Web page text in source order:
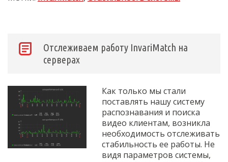
Отслеживаем работу InvariMatch на
серверах
Как только мы стали
поставлять нашу систему
распознавания и поиска
видео клиентам, возникла
необходимость отслеживать
стабильность ее работы. Не
видя параметров системы,